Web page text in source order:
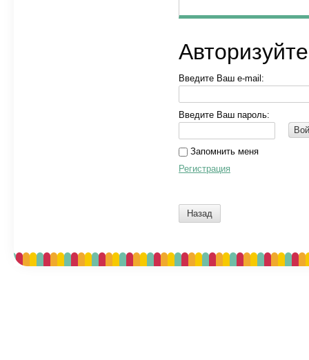
Введите Ваш e-mail:
Введите Ваш пароль:
Запомнить меня
Регистрация
Назад